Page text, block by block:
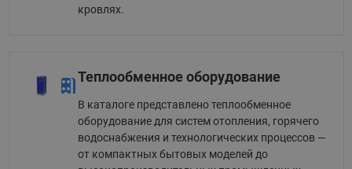
кровлях.
Теплообменное оборудование
В каталоге представлено теплообменное
оборудование для систем отопления, горячего
водоснабжения и технологических процессов —
от компактных бытовых моделей до